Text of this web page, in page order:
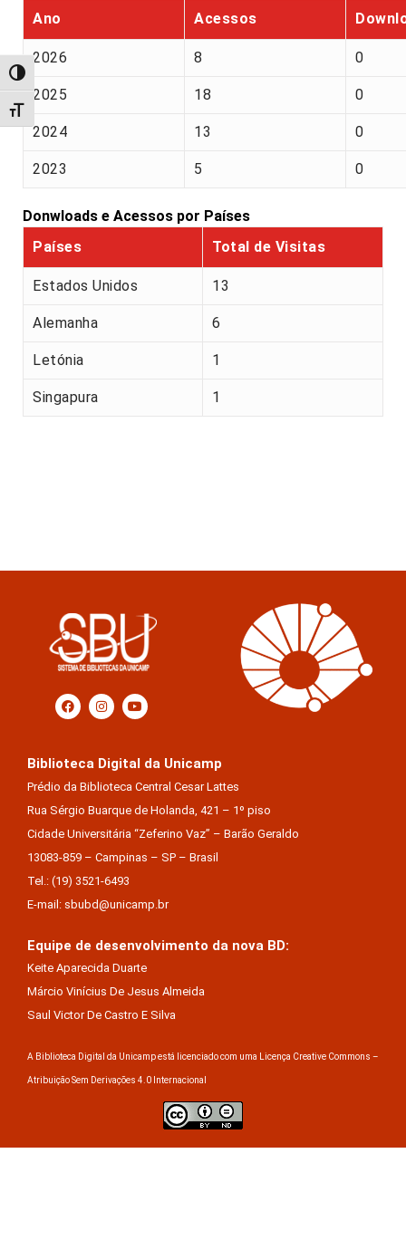
Alternar alto contraste
Alternar tamanho da fonte
Ano Acessos
2026 8 0
2025 18 0
2024 13 0
2023 5 0
Donwloads e Acessos por Países
Países
Total de Visitas
Estados Unidos 13
Alemanha 6
Letónia 1
Singapura 1
Biblioteca Digital da Unicamp
Prédio da Biblioteca Central Cesar Lattes
Rua Sérgio Buarque de Holanda, 421 – 1º piso
Cidade Universitária “Zeferino Vaz” – Barão Geraldo
13083-859 – Campinas – SP – Brasil
Tel.: (19) 3521-6493
E-mail: sbubd@unicamp.br
Equipe de desenvolvimento da nova BD:
Keite Aparecida Duarte
Márcio Vinícius De Jesus Almeida
Saul Victor De Castro E Silva
A Biblioteca Digital da Unicamp está licenciado com uma Licença Creative Commons –
Atribuição Sem Derivações 4.0 Internacional